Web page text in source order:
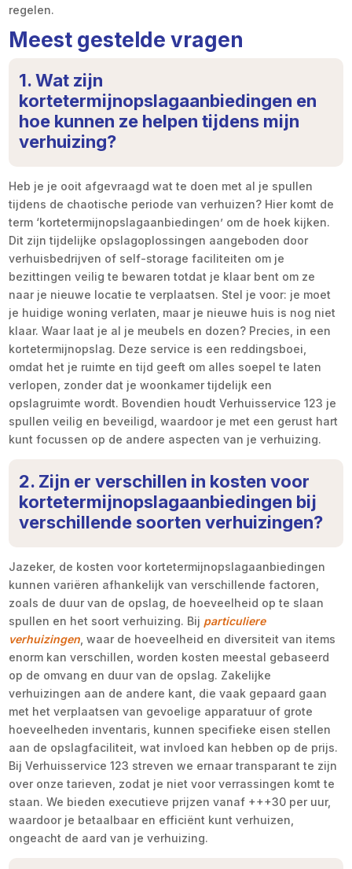
regelen.
Meest gestelde vragen
1. Wat zijn
kortetermijnopslagaanbiedingen en
hoe kunnen ze helpen tijdens mijn
verhuizing?
Heb je je ooit afgevraagd wat te doen met al je spullen
tijdens de chaotische periode van verhuizen? Hier komt de
term ‘kortetermijnopslagaanbiedingen’ om de hoek kijken.
Dit zijn tijdelijke opslagoplossingen aangeboden door
verhuisbedrijven of self-storage faciliteiten om je
bezittingen veilig te bewaren totdat je klaar bent om ze
naar je nieuwe locatie te verplaatsen. Stel je voor: je moet
je huidige woning verlaten, maar je nieuwe huis is nog niet
klaar. Waar laat je al je meubels en dozen? Precies, in een
kortetermijnopslag. Deze service is een reddingsboei,
omdat het je ruimte en tijd geeft om alles soepel te laten
verlopen, zonder dat je woonkamer tijdelijk een
opslagruimte wordt. Bovendien houdt Verhuisservice 123 je
spullen veilig en beveiligd, waardoor je met een gerust hart
kunt focussen op de andere aspecten van je verhuizing.
2. Zijn er verschillen in kosten voor
kortetermijnopslagaanbiedingen bij
verschillende soorten verhuizingen?
Jazeker, de kosten voor kortetermijnopslagaanbiedingen
kunnen variëren afhankelijk van verschillende factoren,
zoals de duur van de opslag, de hoeveelheid op te slaan
spullen en het soort verhuizing. Bij particuliere
verhuizingen , waar de hoeveelheid en diversiteit van items
enorm kan verschillen, worden kosten meestal gebaseerd
op de omvang en duur van de opslag. Zakelijke
verhuizingen aan de andere kant, die vaak gepaard gaan
met het verplaatsen van gevoelige apparatuur of grote
hoeveelheden inventaris, kunnen specifieke eisen stellen
aan de opslagfaciliteit, wat invloed kan hebben op de prijs.
Bij Verhuisservice 123 streven we ernaar transparant te zijn
over onze tarieven, zodat je niet voor verrassingen komt te
staan. We bieden executieve prijzen vanaf +++30 per uur,
waardoor je betaalbaar en efficiënt kunt verhuizen,
ongeacht de aard van je verhuizing.